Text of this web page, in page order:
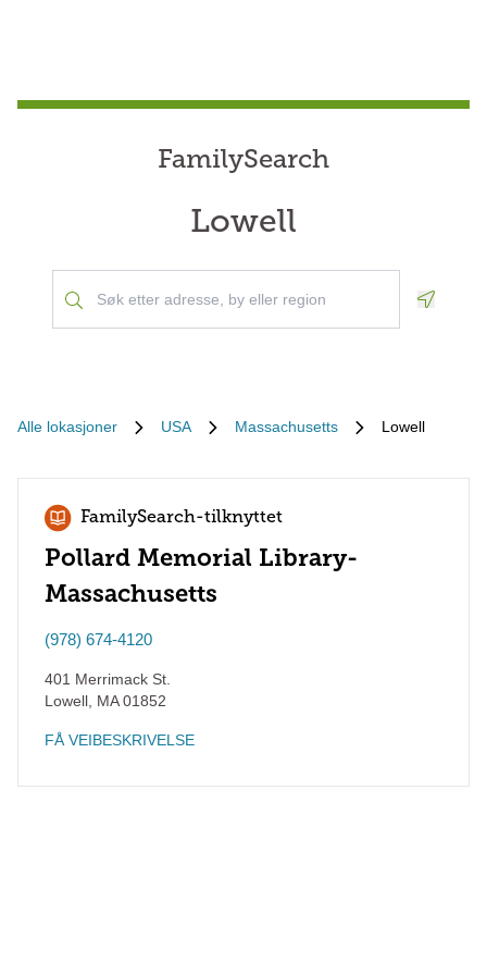
FamilySearch
Lowell
Alle lokasjoner USA Massachusetts Lowell
FamilySearch-tilknyttet
Pollard Memorial Library-
Massachusetts
(978) 674-4120
401 Merrimack St.
Lowell MA01852
FÅ VEIBESKRIVELSE